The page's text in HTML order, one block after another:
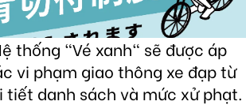
thống "Vé xanh" sẽ được áp
vi phạm giao thông xe đạp từ
tiết danh sách và mức xử phạt.